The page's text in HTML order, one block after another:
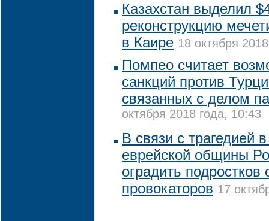
Казахстан выделил
реконструкцию
в Каире 18 октября
Помпео считает
санкций против
связанных с делом
октября 2018 года, 10:43
В связи с трагедией
еврейской общины
оградить подростков
провокаторов 17